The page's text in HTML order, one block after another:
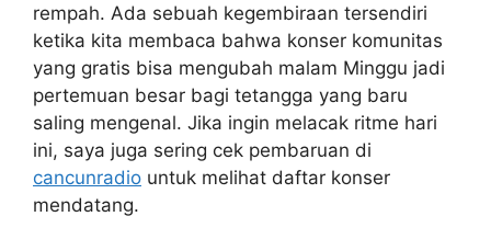
rempah. Ada sebuah kegembiraan tersendiri
ketika kita membaca bahwa konser komunitas
yang gratis bisa mengubah malam Minggu jadi
pertemuan besar bagi tetangga yang baru
saling mengenal. Jika ingin melacak ritme hari
ini, saya juga sering cek pembaruan di
cancunradio untuk melihat daftar konser
mendatang.